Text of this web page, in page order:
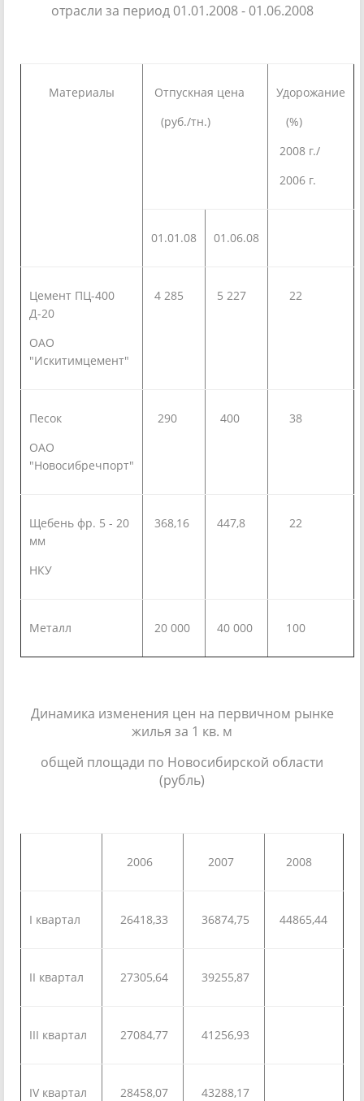
отрасли за период 01.01.2008 - 01.06.2008
Материалы
Отпускная цена
(руб./тн.)
Удорожание
(%)
2008 г./
2006 г.
01.01.08 01.06.08
Цемент ПЦ-400
Д-20
ОАО
"Искитимцемент"
4 285 5 227 22
Песок
ОАО
"Новосибречпорт"
290 400 38
Щебень фр. 5 - 20
мм
НКУ
368,16 447,8 22
Металл 20 000 40 000 100
Динамика изменения цен на первичном рынке
жилья за 1 кв. м
общей площади по Новосибирской области
(рубль)
2006 2007 2008
I квартал 26418,33 36874,75 44865,44
II квартал 27305,64 39255,87
III квартал 27084,77 41256,93
IV квартал 28458,07 43288,17